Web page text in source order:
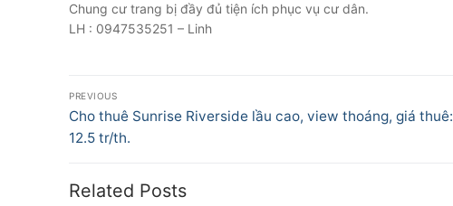
Chung cư trang bị đầy đủ tiện ích phục vụ cư dân.
LH : 0947535251 – Linh
Điều
hướng
bài
viết
PREVIOUS
Previous
post:
Cho thuê Sunrise Riverside lầu cao, view thoáng, giá thuê:
12.5 tr/th.
Related Posts